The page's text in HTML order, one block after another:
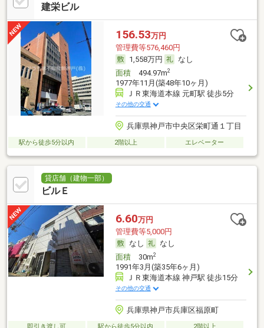
建栄ビル
156.53万円
管理費等576,460円
1,558万円
なし
面積494.97m2
1977年11月(築48年10ヶ月)
ＪＲ東海道本線 元町駅 徒歩5分
その他の交通
兵庫県神戸市中央区栄町通１丁目
駅から徒歩5分以内 2階以上 エレベーター
貸店舗（建物一部）
ビルＥ
6.60万円
管理費等5,000円
なし
なし
面積30m2
1991年3月(築35年6ヶ月)
ＪＲ東海道本線 神戸駅 徒歩15分
その他の交通
兵庫県神戸市兵庫区福原町